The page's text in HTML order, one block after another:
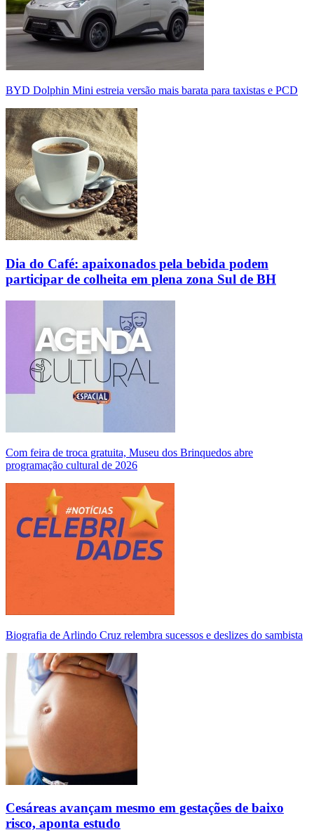
BYD Dolphin Mini estreia versão mais barata para taxistas e PCD
Dia do Café: apaixonados pela bebida podem
participar de colheita em plena zona Sul de BH
Com feira de troca gratuita, Museu dos Brinquedos abre
programação cultural de 2026
Biografia de Arlindo Cruz relembra sucessos e deslizes do sambista
Cesáreas avançam mesmo em gestações de baixo
risco, aponta estudo